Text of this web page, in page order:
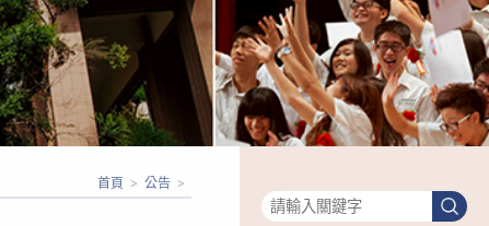
首頁 > 公告 >
搜
尋